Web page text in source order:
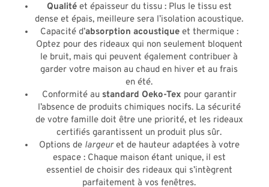
Qualitéet épaisseur du tissu : Plus le tissu est
dense et épais, meilleure sera l’isolation acoustique.
Capacité d’absorption acoustiqueet thermique :
Optez pour des rideaux qui non seulement bloquent
le bruit, mais qui peuvent également contribuer à
garder votre maison au chaud en hiver et au frais
en été.
Conformité au standard Oeko-Tex pour garantir
l’absence de produits chimiques nocifs. La sécurité
de votre famille doit être une priorité, et les rideaux
certifiés garantissent un produit plus sûr.
Options de largeuret de hauteur adaptées à votre
espace : Chaque maison étant unique, il est
essentiel de choisir des rideaux qui s’intègrent
parfaitement à vos fenêtres.